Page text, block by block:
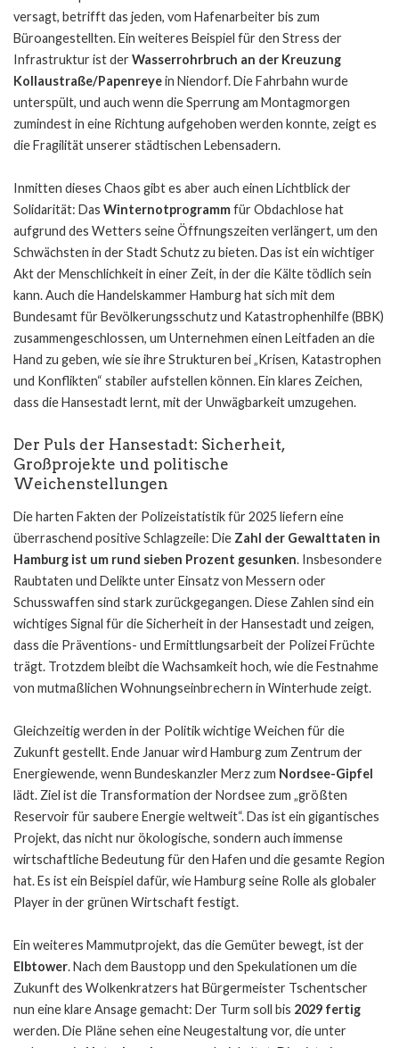
versagt, betrifft das jeden, vom Hafenarbeiter bis zum
Büroangestellten. Ein weiteres Beispiel für den Stress der
Infrastruktur ist derWasserrohrbruch an der Kreuzung
Kollaustraße/Papenreyein Niendorf. Die Fahrbahn wurde
unterspült, und auch wenn die Sperrung am Montagmorgen
zumindest in eine Richtung aufgehoben werden konnte, zeigt es
die Fragilität unserer städtischen Lebensadern.
Inmitten dieses Chaos gibt es aber auch einen Lichtblick der
Solidarität: Das Winternotprogrammfür Obdachlose hat
aufgrund des Wetters seine Öffnungszeiten verlängert, um den
Schwächsten in der Stadt Schutz zu bieten. Das ist ein wichtiger
Akt der Menschlichkeit in einer Zeit, in der die Kälte tödlich sein
kann. Auch die Handelskammer Hamburg hat sich mit dem
Bundesamt für Bevölkerungsschutz und Katastrophenhilfe (BBK)
zusammengeschlossen, um Unternehmen einen Leitfaden an die
Hand zu geben, wie sie ihre Strukturen bei „Krisen, Katastrophen
und Konflikten“ stabiler aufstellen können. Ein klares Zeichen,
dass die Hansestadt lernt, mit der Unwägbarkeit umzugehen.
Der Puls der Hansestadt: Sicherheit,
Großprojekte und politische
Weichenstellungen
Die harten Fakten der Polizeistatistik für 2025 liefern eine
überraschend positive Schlagzeile: Die Zahl der Gewalttaten in
Hamburg ist um rund sieben Prozent gesunken. Insbesondere
Raubtaten und Delikte unter Einsatz von Messern oder
Schusswaffen sind stark zurückgegangen. Diese Zahlen sind ein
wichtiges Signal für die Sicherheit in der Hansestadt und zeigen,
dass die Präventions- und Ermittlungsarbeit der Polizei Früchte
trägt. Trotzdem bleibt die Wachsamkeit hoch, wie die Festnahme
von mutmaßlichen Wohnungseinbrechern in Winterhude zeigt.
Gleichzeitig werden in der Politik wichtige Weichen für die
Zukunft gestellt. Ende Januar wird Hamburg zum Zentrum der
Energiewende, wenn Bundeskanzler Merz zum Nordsee-Gipfel
lädt. Ziel ist die Transformation der Nordsee zum „größten
Reservoir für saubere Energie weltweit“. Das ist ein gigantisches
Projekt, das nicht nur ökologische, sondern auch immense
wirtschaftliche Bedeutung für den Hafen und die gesamte Region
hat. Es ist ein Beispiel dafür, wie Hamburg seine Rolle als globaler
Player in der grünen Wirtschaft festigt.
Ein weiteres Mammutprojekt, das die Gemüter bewegt, ist der
Elbtower. Nach dem Baustopp und den Spekulationen um die
Zukunft des Wolkenkratzers hat Bürgermeister Tschentscher
nun eine klare Ansage gemacht: Der Turm soll bis 2029 fertig
werden. Die Pläne sehen eine Neugestaltung vor, die unter